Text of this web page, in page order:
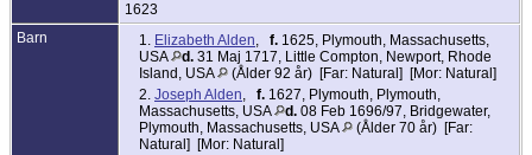
1623
Barn
1. Elizabeth Alden, f. 1625, Plymouth, Massachusetts,
USA
d. 31 Maj 1717, Little Compton, Newport, Rhode
Island, USA
(Ålder 92 år) [Far: Natural] [Mor: Natural]
2. Joseph Alden, f. 1627, Plymouth, Plymouth,
Massachusetts, USA
d. 08 Feb 1696/97, Bridgewater,
Plymouth, Massachusetts, USA
(Ålder 70 år) [Far:
Natural] [Mor: Natural]